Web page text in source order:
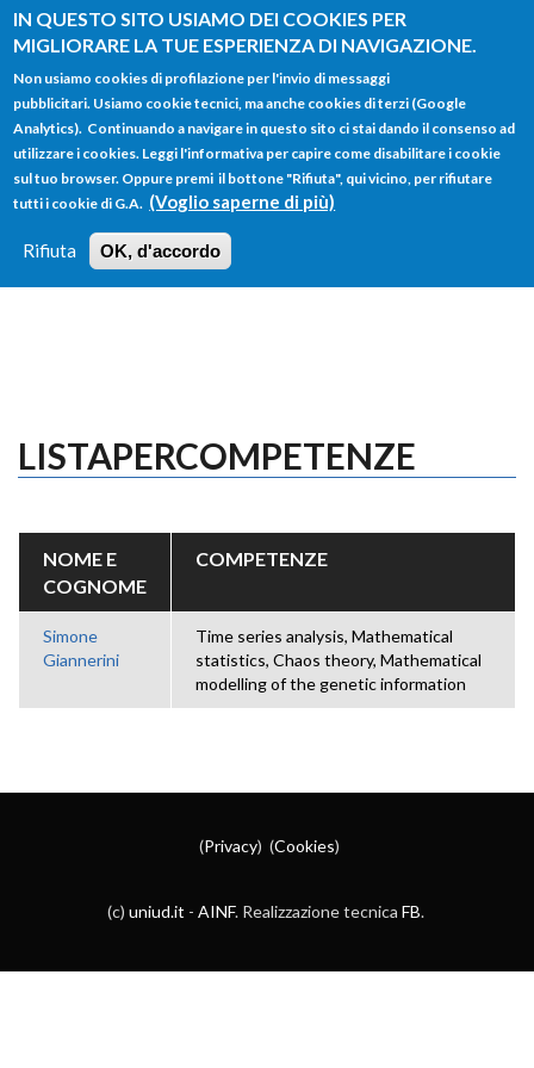
IN QUESTO SITO USIAMO DEI COOKIES PER
MIGLIORARE LA TUE ESPERIENZA DI NAVIGAZIONE.
Non usiamo cookies di profilazione per l'invio di messaggi
pubblicitari. Usiamo cookie tecnici, ma anche cookies di terzi (Google
Analytics). Continuando a navigare in questo sito ci stai dando il consenso ad
utilizzare i cookies. Leggi l'informativa per capire come disabilitare i cookie
sul tuo browser. Oppure premi il bottone "Rifiuta", qui vicino, per rifiutare
tutti i cookie di G.A. (Voglio saperne di più)
Rifiuta OK, d'accordo
Salta al contenuto principale
FORM
DI
RICERCA
Main menu
HOME TUTTI I PROFILI
LOGIN
LISTAPERCOMPETENZE
NOME E
COGNOME
COMPETENZE
Simone
Giannerini
Time series analysis, Mathematical
statistics, Chaos theory, Mathematical
modelling of the genetic information
(Privacy) (Cookies)
(c) uniud.it - AINF. Realizzazione tecnica FB.